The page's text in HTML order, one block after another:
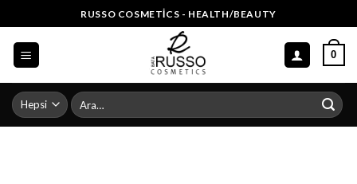
to
content
RUSSO COSMETICS - HEALTH/BEAUTY
0
Ara: